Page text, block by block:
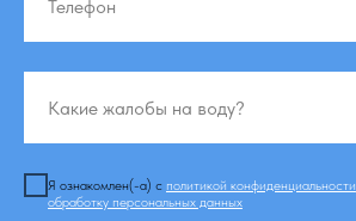
Я ознакомлен(-а) с политикой конфиденциальности
обработку персональных данных